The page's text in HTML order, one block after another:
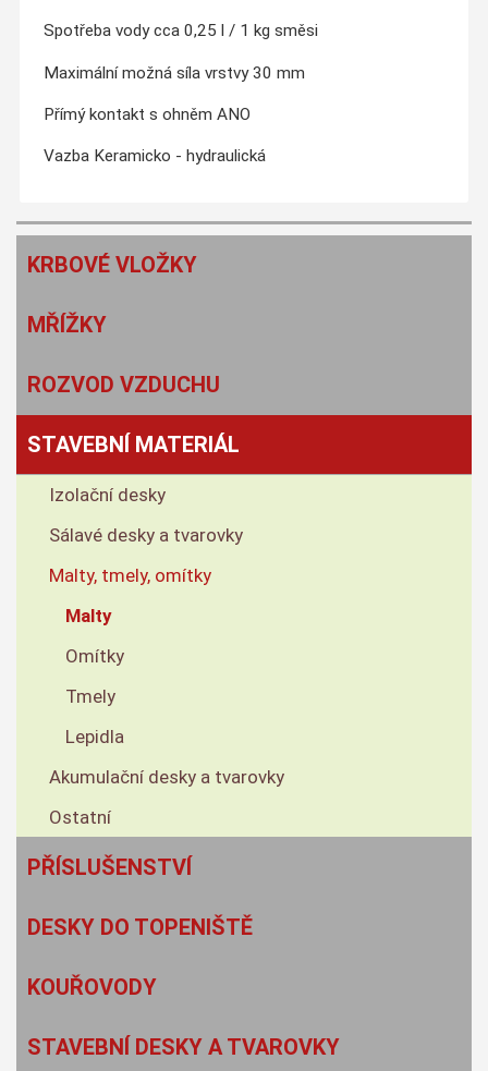
Spotřeba vody cca 0,25 l / 1 kg směsi
Maximální možná síla vrstvy 30 mm
Přímý kontakt s ohněm ANO
Vazba Keramicko - hydraulická
KRBOVÉ VLOŽKY
MŘÍŽKY
ROZVOD VZDUCHU
STAVEBNÍ MATERIÁL
Izolační desky
Sálavé desky a tvarovky
Malty, tmely, omítky
Malty
Omítky
Tmely
Lepidla
Akumulační desky a tvarovky
Ostatní
PŘÍSLUŠENSTVÍ
DESKY DO TOPENIŠTĚ
KOUŘOVODY
STAVEBNÍ DESKY A TVAROVKY